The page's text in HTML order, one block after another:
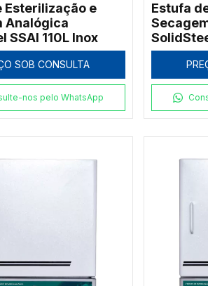
Esterilização e
Analógica
SSAI 110L Inox
SOB CONSULTA
nos pelo WhatsApp
Estufa